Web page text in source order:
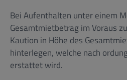
Bei Aufenthalten unter einem
Gesamtmietbetrag im Voraus
Kaution in Höhe des
hinterlegen, welche nach
erstattet wird.